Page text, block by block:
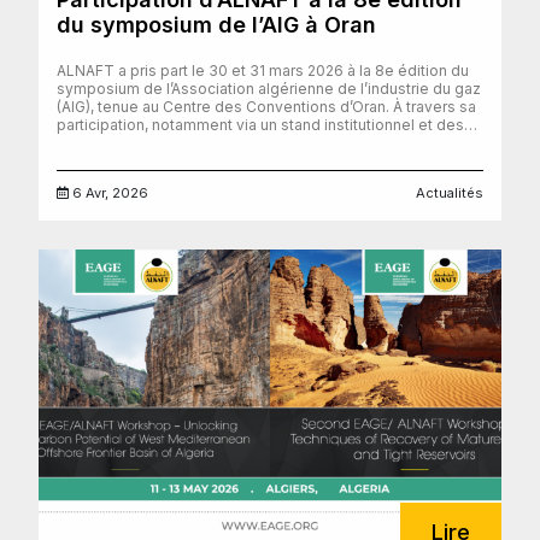
du symposium de l’AIG à Oran
ALNAFT a pris part le 30 et 31 mars 2026 à la 8e édition du
symposium de l’Association algérienne de l’industrie du gaz
(AIG), tenue au Centre des Conventions d’Oran. À travers sa
participation, notamment via un stand institutionnel et des
a réuni un large éventail d’acteurs du secteur énergétique,
forte présence témoigne du dynamisme de l’écosystème
énergétique en Algérie et de l’importance accordée à la
coordination des politiques sectorielles.
6 Avr, 2026 Actualités
Lire